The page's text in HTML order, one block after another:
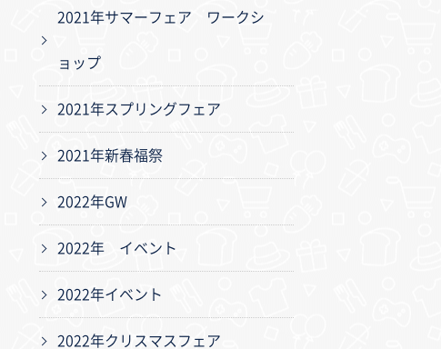
2021年サマーフェア ワークシ
ョップ
2021年スプリングフェア
2021年新春福祭
2022年GW
2022年 イベント
2022年イベント
2022年クリスマスフェア